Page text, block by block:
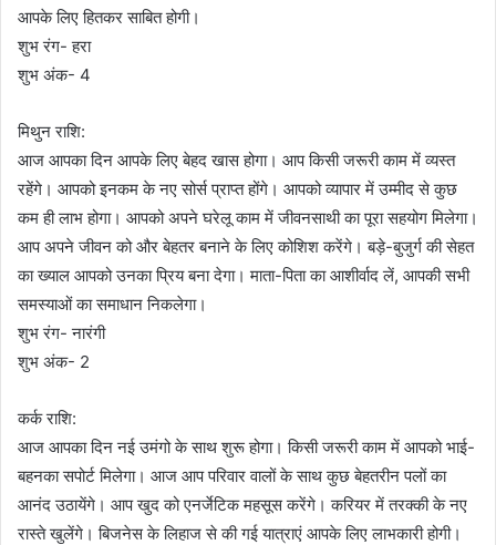
आपके लिए हितकर साबित होगी।
शुभ रंग- हरा
शुभ अंक- 4
मिथुन राशि:
आज आपका दिन आपके लिए बेहद खास होगा। आप किसी जरूरी काम में व्यस्त
रहेंगे। आपको इनकम के नए सोर्स प्राप्त होंगे। आपको व्यापार में उम्मीद से कुछ
कम ही लाभ होगा। आपको अपने घरेलू काम में जीवनसाथी का पूरा सहयोग मिलेगा।
आप अपने जीवन को और बेहतर बनाने के लिए कोशिश करेंगे। बड़े-बुजुर्ग की सेहत
का ख्याल आपको उनका प्रिय बना देगा। माता-पिता का आशीर्वाद लें, आपकी सभी
समस्याओं का समाधान निकलेगा।
शुभ रंग- नारंगी
शुभ अंक- 2
कर्क राशि:
आज आपका दिन नई उमंगो के साथ शुरू होगा। किसी जरूरी काम में आपको भाई-
बहनका सपोर्ट मिलेगा। आज आप परिवार वालों के साथ कुछ बेहतरीन पलों का
आनंद उठायेंगे। आप खुद को एनर्जेटिक महसूस करेंगे। करियर में तरक्की के नए
रास्ते खुलेंगे। बिजनेस के लिहाज से की गई यात्राएं आपके लिए लाभकारी होगी।